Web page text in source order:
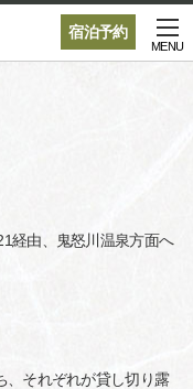
宿泊予約
MENU
経由、鬼怒川温泉方面へ
、それぞれが貸し切り露